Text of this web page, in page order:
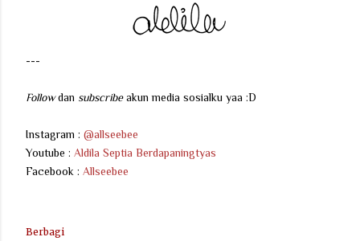
---
Followdan subscribeakun media sosialku yaa :D
Instagram : @allseebee
Youtube : Aldila Septia Berdapaningtyas
Facebook : Allseebee
Berbagi